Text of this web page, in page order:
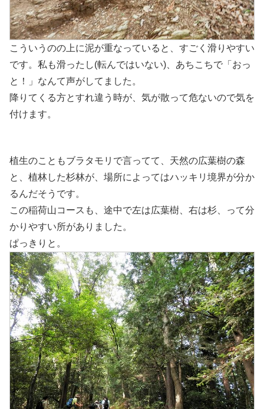
こういうのの上に泥が重なっていると、すごく滑りやすい
です。私も滑ったし(転んではいない)、あちこちで「おっ
と！」なんて声がしてました。
降りてくる方とすれ違う時が、気が散って危ないので気を
付けます。
植生のこともブラタモリで言ってて、天然の広葉樹の森
と、植林した杉林が、場所によってはハッキリ境界が分か
るんだそうです。
この稲荷山コースも、途中で左は広葉樹、右は杉、って分
かりやすい所がありました。
ぱっきりと。